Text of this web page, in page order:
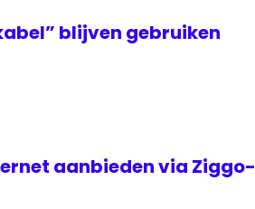
blijven gebruiken
aanbieden via Ziggo-